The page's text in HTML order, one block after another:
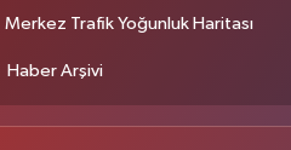
Merkez Trafik Yoğunluk Haritası
Haber Arşivi